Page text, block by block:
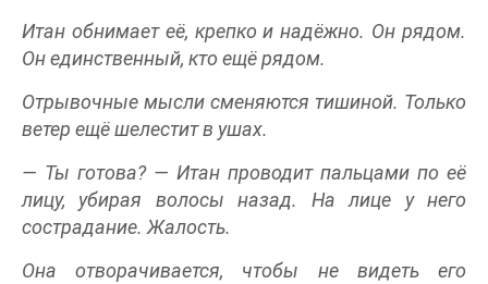
Итан обнимает её, крепко и надёжно. Он рядом.
Он единственный, кто ещё рядом.
Отрывочные мысли сменяются тишиной. Только
ветер ещё шелестит в ушах.
— Ты готова? — Итан проводит пальцами по её
лицу, убирая волосы назад. На лице у него
сострадание. Жалость.
Она отворачивается, чтобы не видеть его